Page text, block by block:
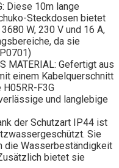
Diese 10m lange
Steckdosen bietet
W, 230 V und 16 A,
da sie
MATERIAL: Gefertigt aus
einem Kabelquerschnitt
F3G
und langlebige
der Schutzart IP44 ist
Sie
die Wasserbeständigkeit
bietet sie